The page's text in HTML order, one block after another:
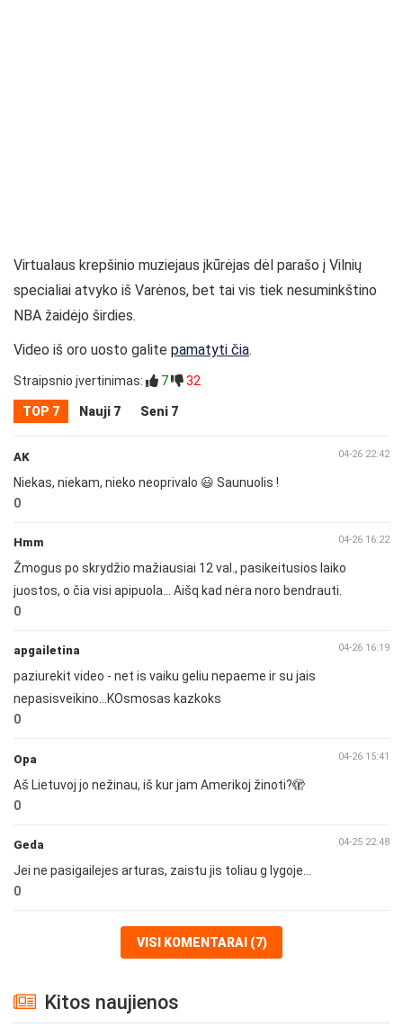
Virtualaus krepšinio muziejaus įkūrėjas dėl parašo į Vilnių
specialiai atvyko iš Varėnos, bet tai vis tiek nesuminkštino
NBA žaidėjo širdies.
Video iš oro uosto galite pamatyti čia.
Straipsnio įvertinimas: 7 32
TOP 7 Nauji 7 Seni 7
AK 04-26 22:42
Niekas, niekam, nieko neoprivalo 😃 Saunuolis !
0
Hmm 04-26 16:22
Žmogus po skrydžio mažiausiai 12 val., pasikeitusios laiko
juostos, o čia visi apipuola... Aišq kad nėra noro bendrauti.
0
apgailetina 04-26 16:19
paziurekit video - net is vaiku geliu nepaeme ir su jais
nepasisveikino...KOsmosas kazkoks
0
Opa 04-26 15:41
Aš Lietuvoj jo nežinau, iš kur jam Amerikoj žinoti?🫣
0
Geda 04-25 22:48
Jei ne pasigailejes arturas, zaistu jis toliau g lygoje...
0
VISI KOMENTARAI (7)
Kitos naujienos